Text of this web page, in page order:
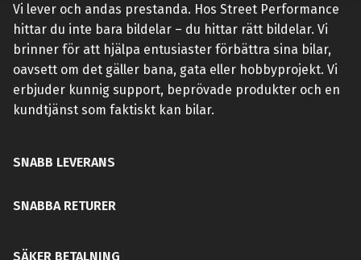
Vi lever och andas prestanda. Hos Street Performance
hittar du inte bara bildelar – du hittar rätt bildelar. Vi
brinner för att hjälpa entusiaster förbättra sina bilar,
oavsett om det gäller bana, gata eller hobbyprojekt. Vi
erbjuder kunnig support, beprövade produkter och en
kundtjänst som faktiskt kan bilar.
SNABB LEVERANS
SNABBA RETURER
SÄKER BETALNING